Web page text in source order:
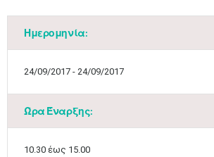
Ημερομηνία:
24/09/2017 - 24/09/2017
Ώρα Έναρξης:
10.30 έως 15.00